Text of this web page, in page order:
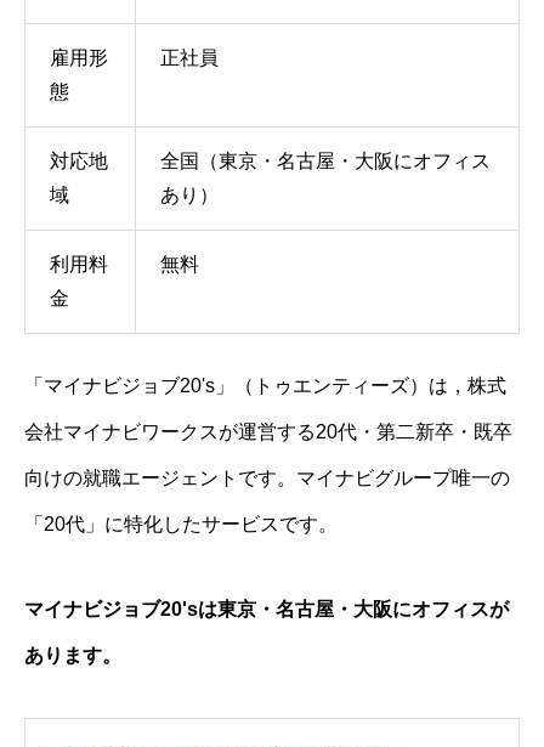
雇用形
態
正社員
対応地
域
全国（東京・名古屋・大阪にオフィス
あり）
利用料
金
無料
「マイナビジョブ20's」（トゥエンティーズ）は，株式
会社マイナビワークスが運営する20代・第二新卒・既卒
向けの就職エージェントです。マイナビグループ唯一の
「20代」に特化したサービスです。
マイナビジョブ20'sは東京・名古屋・大阪にオフィスが
あります。